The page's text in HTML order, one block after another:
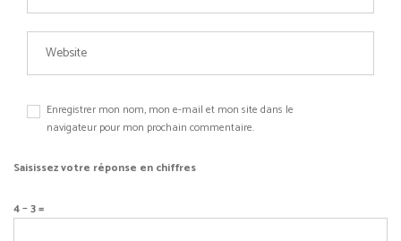
Enregistrer mon nom, mon e-mail et mon site dans le
navigateur pour mon prochain commentaire.
Saisissez votre réponse en chiffres
4 − 3 =